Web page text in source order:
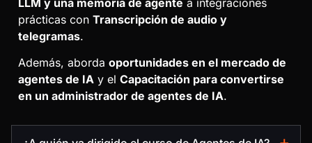
prácticas con Transcripción de audio y
telegramas.
Además, aborda oportunidades en el mercado de
agentes de IA y el Capacitación para convertirse
en un administrador de agentes de IA.